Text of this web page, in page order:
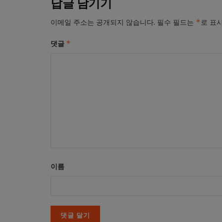
답글 남기기
이메일 주소는 공개되지 않습니다. 필수 필드는 *로 표
댓글 *
이름